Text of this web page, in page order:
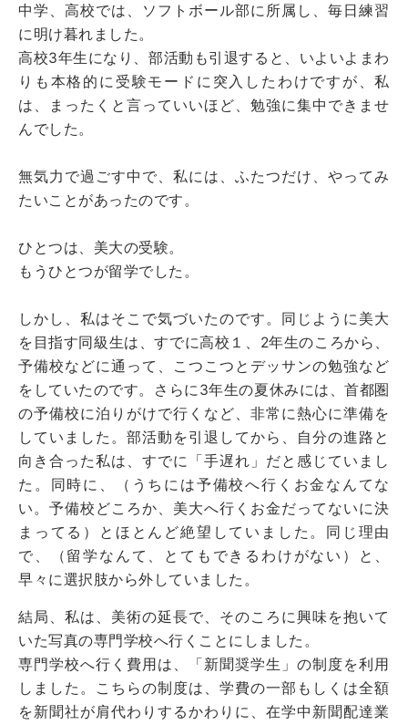
中学、高校では、ソフトボール部に所属し、毎日練習
に明け暮れました。
高校3年生になり、部活動も引退すると、いよいよまわ
りも本格的に受験モードに突入したわけですが、私
は、まったくと言っていいほど、勉強に集中できませ
んでした。
無気力で過ごす中で、私には、ふたつだけ、やってみ
たいことがあったのです。
ひとつは、美大の受験。
もうひとつが留学でした。
しかし、私はそこで気づいたのです。同じように美大
を目指す同級生は、すでに高校１、2年生のころから、
予備校などに通って、こつこつとデッサンの勉強など
をしていたのです。さらに3年生の夏休みには、首都圏
の予備校に泊りがけで行くなど、非常に熱心に準備を
していました。部活動を引退してから、自分の進路と
向き合った私は、すでに「手遅れ」だと感じていまし
た。同時に、（うちには予備校へ行くお金なんてな
い。予備校どころか、美大へ行くお金だってないに決
まってる）とほとんど絶望していました。同じ理由
で、（留学なんて、とてもできるわけがない）と、
早々に選択肢から外していました。
結局、私は、美術の延長で、そのころに興味を抱いて
いた写真の専門学校へ行くことにしました。
専門学校へ行く費用は、「新聞奨学生」の制度を利用
しました。こちらの制度は、学費の一部もしくは全額
を新聞社が肩代わりするかわりに、在学中新聞配達業